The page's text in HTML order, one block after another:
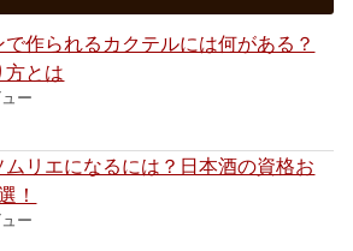
で作られるカクテルには何がある？
方とは
ー
ムリエになるには？日本酒の資格お
！
ー